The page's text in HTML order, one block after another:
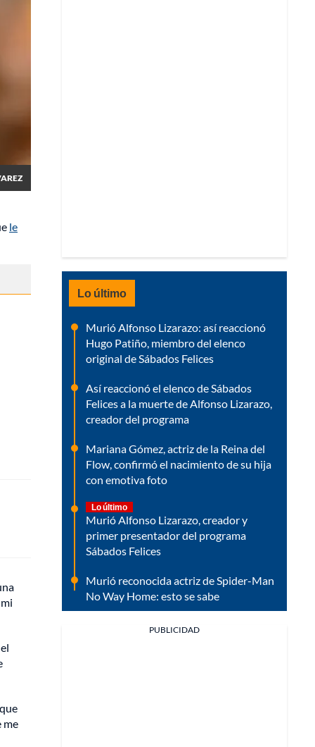
le
me
Lo último
Murió Alfonso Lizarazo: así reaccionó
Hugo Patiño, miembro del elenco
original de Sábados Felices
Así reaccionó el elenco de Sábados
Felices a la muerte de Alfonso Lizarazo,
creador del programa
Mariana Gómez, actriz de la Reina del
Flow, confirmó el nacimiento de su hija
con emotiva foto
Lo último
Murió Alfonso Lizarazo, creador y
primer presentador del programa
Sábados Felices
Murió reconocida actriz de Spider-Man
No Way Home: esto se sabe
PUBLICIDAD